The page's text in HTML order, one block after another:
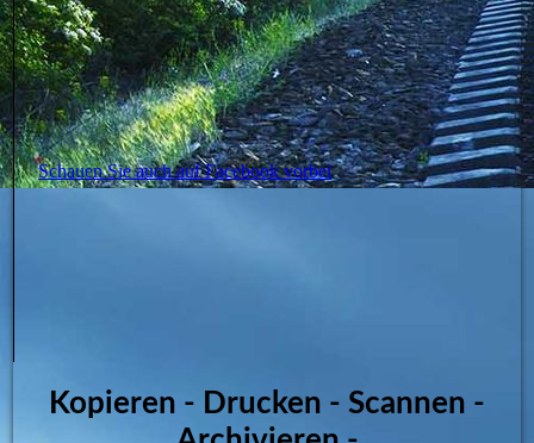
Schauen Sie auch auf Facebook vorbei
Kopieren - Drucken - Scannen -